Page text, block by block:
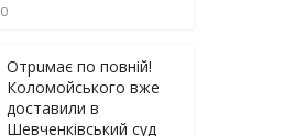
0
Отрuмає по повній!
Коломойського вже
доставили в
Шевченківський суд